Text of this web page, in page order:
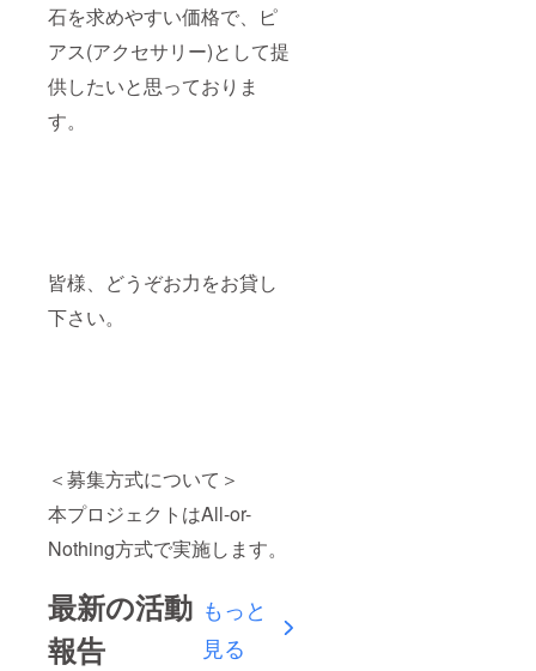
石を求めやすい価格で、ピ
アス(アクセサリー)として提
供したいと思っておりま
す。
皆様、どうぞお力をお貸し
下さい。
＜募集方式について＞
本プロジェクトはAll-or-
Nothing方式で実施します。
最新の活動
報告
もっと
見る